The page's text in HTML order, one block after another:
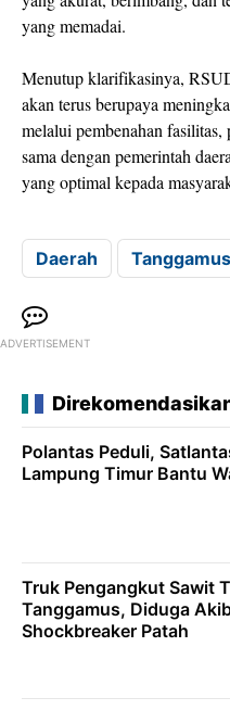
yang memadai.
Menutup klarifikasinya,
akan terus berupaya
melalui pembenahan fasilitas,
sama dengan pemerintah
yang optimal kepada
Daerah Tanggamus
ADVERTISEMENT
Polantas Peduli,
Lampung Timur Bantu
Truk Pengangkut Sawit
Tanggamus, Diduga
Shockbreaker Patah